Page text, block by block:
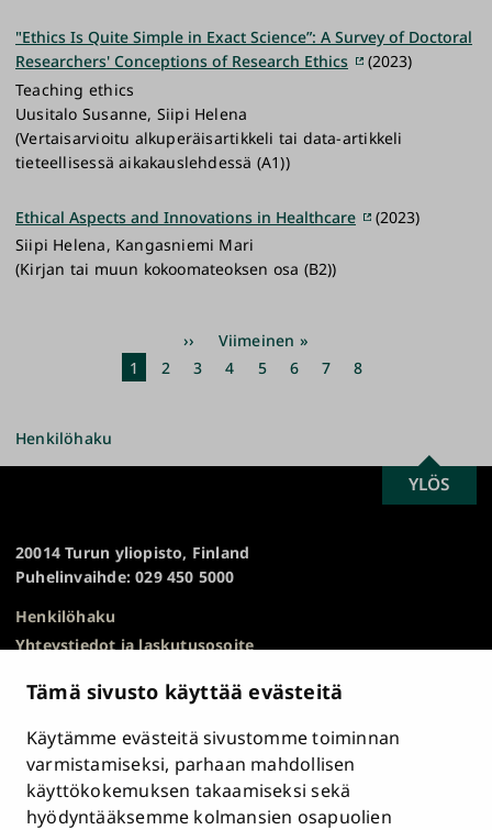
Tämä sivusto käyttää evästeitä
Käytämme evästeitä sivustomme toiminnan
varmistamiseksi, parhaan mahdollisen
käyttökokemuksen takaamiseksi sekä
hyödyntääksemme kolmansien osapuolien
"Ethics Is Quite Simple in Exact Science”: A Survey of Doctoral
Researchers' Conceptions of Research Ethics
(2023)
Teaching ethics
Uusitalo Susanne, Siipi Helena
(Vertaisarvioitu alkuperäisartikkeli tai data-artikkeli
tieteellisessä aikakauslehdessä (A1))
Ethical Aspects and Innovations in Healthcare
(2023)
Siipi Helena, Kangasniemi Mari
(Kirjan tai muun kokoomateoksen osa (B2))
Seuraava
sivu
››
Viimeinen
sivu
Viimeinen »
Nykyinen
1 Sivu
2 Sivu
3 Sivu
4 Sivu
5 Sivu
6 Sivu
7 Sivu
8
Henkilöhaku
20014 Turun yliopisto, Finland
Puhelinvaihde: 029 450 5000
Henkilöhaku
Yhteystiedot ja laskutusosoite
HR Excellence in Research
Tietosuojailmoitus
Asiakirjajulkisuuskuvaus ja tietopyynnöt
Väärinkäytösepäilyt
Saavutettavuusseloste
SCROLL
TO
YLÖS